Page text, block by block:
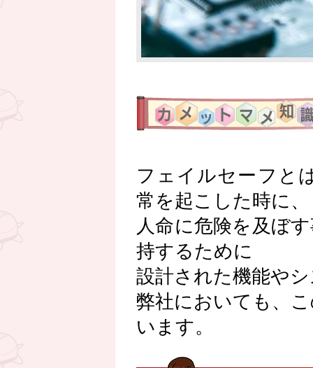
フェイルセーフと
常を起こした時に、
人命に危険を及ぼ
持するために
設計された機能や
弊社においても、
います。